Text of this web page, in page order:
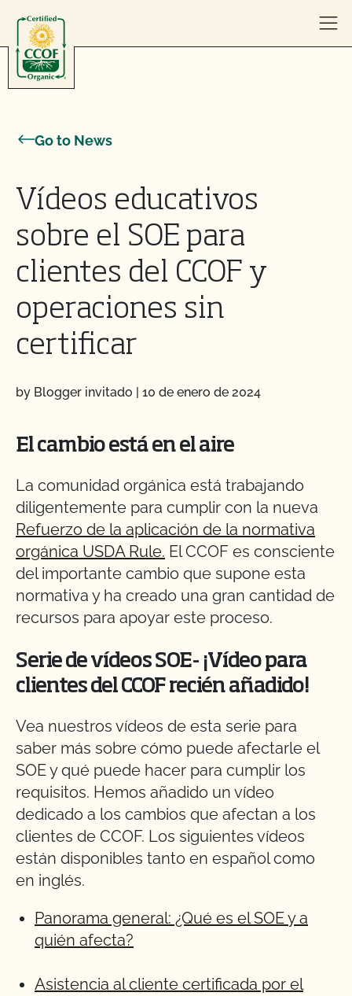
Go to News
Vídeos educativos
sobre el SOE para
clientes del CCOF y
operaciones sin
certificar
by Blogger invitado | 10 de enero de 2024
El cambio está en el aire
La comunidad orgánica está trabajando
diligentemente para cumplir con la nueva
Refuerzo de la aplicación de la normativa
orgánica USDA Rule. El CCOF es consciente
del importante cambio que supone esta
normativa y ha creado una gran cantidad de
recursos para apoyar este proceso.
Serie de vídeos SOE- ¡Vídeo para
clientes del CCOF recién añadido!
Vea nuestros vídeos de esta serie para
saber más sobre cómo puede afectarle el
SOE y qué puede hacer para cumplir los
requisitos. Hemos añadido un vídeo
dedicado a los cambios que afectan a los
clientes de CCOF. Los siguientes vídeos
están disponibles tanto en español como
en inglés.
Panorama general: ¿Qué es el SOE y a
quién afecta?
Asistencia al cliente certificada por el